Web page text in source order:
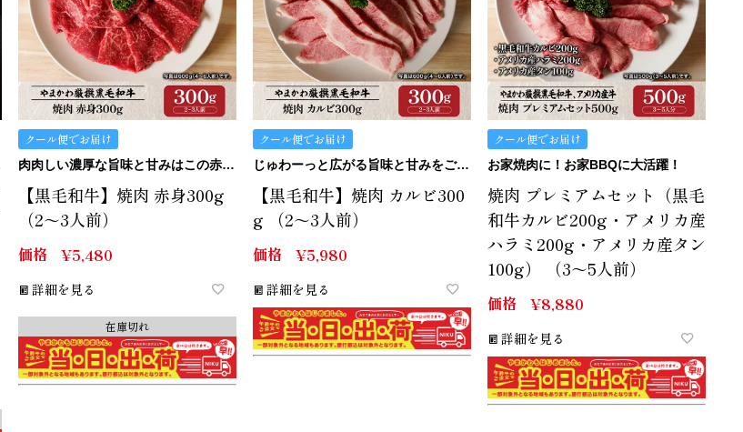
クール便でお届け
肉肉しい濃厚な旨味と甘みはこの赤身。
【黒毛和牛】焼肉 赤身300g
（2～3人前）
価格 ¥5,480
詳細を見る
在庫切れ
クール便でお届け
じゅわーっと広がる旨味と甘みをご堪能ください。
【黒毛和牛】焼肉 カルビ300
g （2～3人前）
価格 ¥5,980
詳細を見る
クール便でお届け
お家焼肉に！お家BBQに大活躍！
焼肉 プレミアムセット（黒毛
和牛カルビ200g・アメリカ産
ハラミ200g・アメリカ産タン
100g） （3～5人前）
価格 ¥8,880
詳細を見る